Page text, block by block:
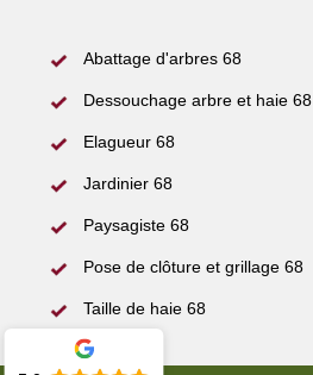
Abattage d'arbres 68
Dessouchage arbre et haie 68
Elagueur 68
Jardinier 68
Paysagiste 68
Pose de clôture et grillage 68
Taille de haie 68